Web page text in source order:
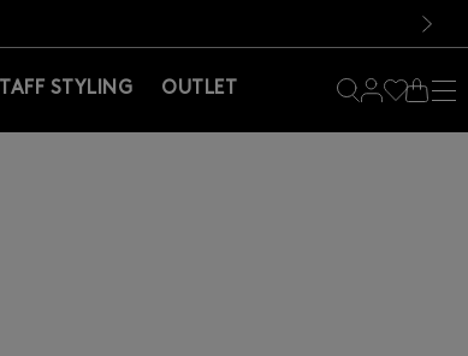
は会員登録を！
は会員登録を！
STYLING OUTLET